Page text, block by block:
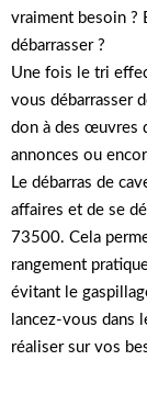
vraiment besoin ?
débarrasser ?
Une fois le tri
vous débarrasser
don à des œuvres
annonces ou
Le débarras de
affaires et de se
73500. Cela
rangement
évitant le
lancez-vous dans
réaliser sur vos